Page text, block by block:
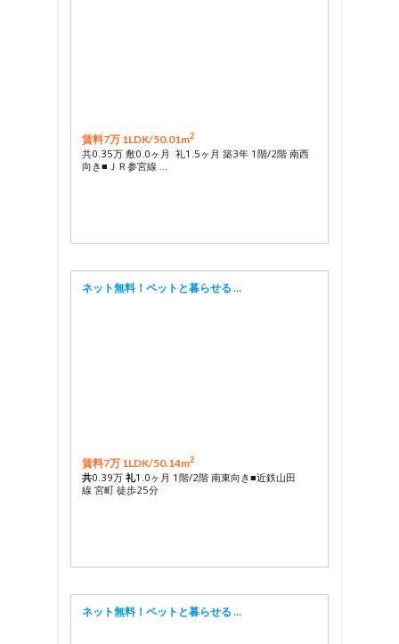
賃料7万 1LDK/50.01m2
共0.35万 敷0.0ヶ月 礼1.5ヶ月 築3年 1階/2階 南西
向き■ＪＲ参宮線 …
ネット無料！ペットと暮らせる …
賃料7万 1LDK/50.14m2
共0.39万 礼1.0ヶ月 1階/2階 南東向き■近鉄山田
線 宮町 徒歩25分
ネット無料！ペットと暮らせる …